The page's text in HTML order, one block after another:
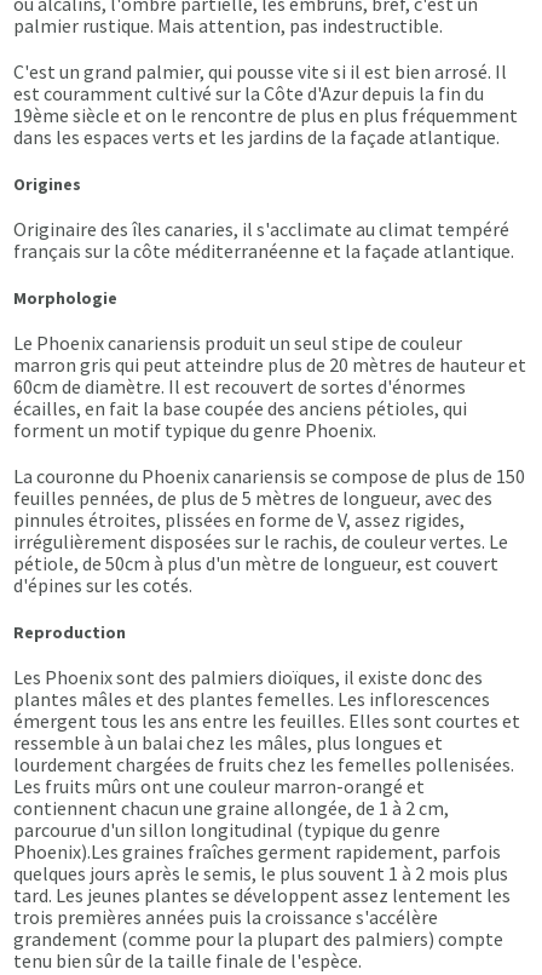
palmier rustique. Mais attention, pas indestructible.
C'est un grand palmier, qui pousse vite si il est bien arrosé. Il
est couramment cultivé sur la Côte d'Azur depuis la fin du
19ème siècle et on le rencontre de plus en plus fréquemment
dans les espaces verts et les jardins de la façade atlantique.
Origines
Originaire des îles canaries, il s'acclimate au climat tempéré
français sur la côte méditerranéenne et la façade atlantique.
Morphologie
Le Phoenix canariensis produit un seul stipe de couleur
marron gris qui peut atteindre plus de 20 mètres de hauteur et
60cm de diamètre. Il est recouvert de sortes d'énormes
écailles, en fait la base coupée des anciens pétioles, qui
forment un motif typique du genre Phoenix.
La couronne du Phoenix canariensis se compose de plus de 150
feuilles pennées, de plus de 5 mètres de longueur, avec des
pinnules étroites, plissées en forme de V, assez rigides,
irrégulièrement disposées sur le rachis, de couleur vertes. Le
pétiole, de 50cm à plus d'un mètre de longueur, est couvert
d'épines sur les cotés.
Reproduction
Les Phoenix sont des palmiers dioïques, il existe donc des
plantes mâles et des plantes femelles. Les inflorescences
émergent tous les ans entre les feuilles. Elles sont courtes et
ressemble à un balai chez les mâles, plus longues et
lourdement chargées de fruits chez les femelles pollenisées.
Les fruits mûrs ont une couleur marron-orangé et
contiennent chacun une graine allongée, de 1 à 2 cm,
parcourue d'un sillon longitudinal (typique du genre
Phoenix).Les graines fraîches germent rapidement, parfois
quelques jours après le semis, le plus souvent 1 à 2 mois plus
tard. Les jeunes plantes se développent assez lentement les
trois premières années puis la croissance s'accélère
grandement (comme pour la plupart des palmiers) compte
tenu bien sûr de la taille finale de l'espèce.